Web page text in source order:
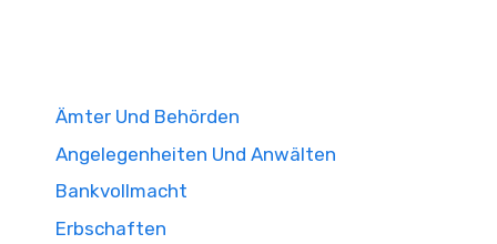
Ämter Und Behörden
Angelegenheiten Und Anwälten
Bankvollmacht
Erbschaften